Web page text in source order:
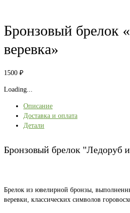
Бронзовый брелок
веревка»
1500 ₽
Loading...
Описание
Доставка и оплата
Детали
Бронзовый брелок "Ледоруб
Брелок из ювелирной бронзы,
веревки, классических символов